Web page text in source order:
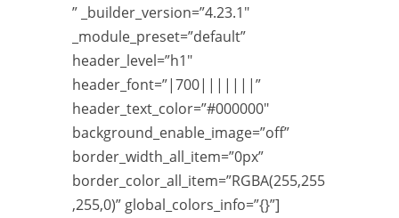
” _builder_version=”4.23.1″
_module_preset=”default”
header_level=”h1″
header_font=”|700|||||||”
header_text_color=”#000000″
background_enable_image=”off”
border_width_all_item=”0px”
border_color_all_item=”RGBA(255,255
,255,0)” global_colors_info=”{}”]